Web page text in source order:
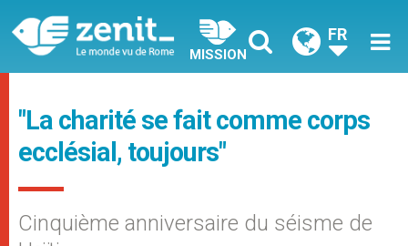
MISSION
FR
"La charité se fait comme corps
ecclésial, toujours"
Cinquième anniversaire du séisme de